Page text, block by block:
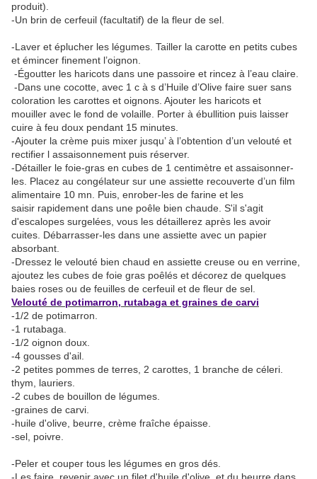
produit).
-Un brin de cerfeuil (facultatif) de la fleur de sel.
-Laver et éplucher les légumes. Tailler la carotte en petits cubes
et émincer finement l’oignon.
-Égoutter les haricots dans une passoire et rincez à l’eau claire.
-Dans une cocotte, avec 1 c à s d’Huile d’Olive faire suer sans
coloration les carottes et oignons. Ajouter les haricots et
mouiller avec le fond de volaille. Porter à ébullition puis laisser
cuire à feu doux pendant 15 minutes.
-Ajouter la crème puis mixer jusqu’ à l’obtention d’un velouté et
rectifier l assaisonnement puis réserver.
-Détailler le foie-gras en cubes de 1 centimètre et assaisonner-
les. Placez au congélateur sur une assiette recouverte d’un film
alimentaire 10 mn. Puis, enrober-les de farine et les
saisir rapidement dans une poêle bien chaude. S'il s'agit
d'escalopes surgelées, vous les détaillerez après les avoir
cuites. Débarrasser-les dans une assiette avec un papier
absorbant.
-Dressez le velouté bien chaud en assiette creuse ou en verrine,
ajoutez les cubes de foie gras poêlés et décorez de quelques
baies roses ou de feuilles de cerfeuil et de fleur de sel.
Velouté de potimarron, rutabaga et graines de carvi
-1/2 de potimarron.
-1 rutabaga.
-1/2 oignon doux.
-4 gousses d'ail.
-2 petites pommes de terres, 2 carottes, 1 branche de céleri.
thym, lauriers.
-2 cubes de bouillon de légumes.
-graines de carvi.
-huile d'olive, beurre, crème fraîche épaisse.
-sel, poivre.
-Peler et couper tous les légumes en gros dés.